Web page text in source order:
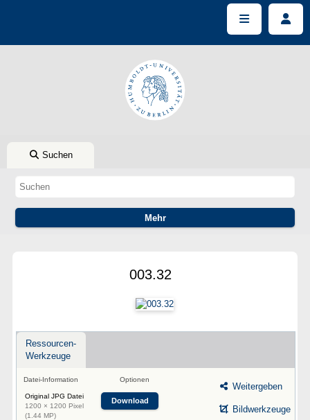
Suchen
003.32
Ressourcen-
Werkzeuge
Datei-Information Optionen
Original JPG Datei
1200 × 1200 Pixel
(1.44 MP)
Download
Weitergeben
Bildwerkzeuge